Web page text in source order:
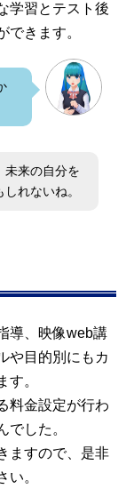
学習とテスト後
きます。
未来の自分を
れないね。
導、映像web講
や目的別にもカ
す。
料金設定が行わ
でした。
ますので、是非
い。